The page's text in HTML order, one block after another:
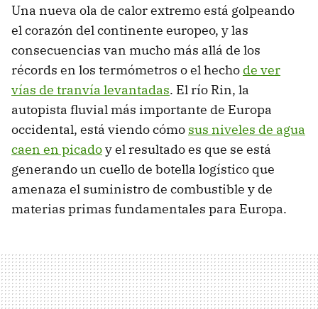
Una nueva ola de calor extremo está golpeando
el corazón del continente europeo, y las
consecuencias van mucho más allá de los
récords en los termómetros o el hecho de ver
vías de tranvía levantadas. El río Rin, la
autopista fluvial más importante de Europa
occidental, está viendo cómo sus niveles de agua
caen en picadoy el resultado es que se está
generando un cuello de botella logístico que
amenaza el suministro de combustible y de
materias primas fundamentales para Europa.